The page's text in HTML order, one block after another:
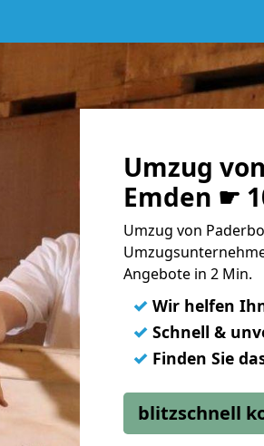
Umzug
Emden ☛
Umzug von
Angebote in 2 Min.
✓ Wir helfen
✓ Schnell &
✓ Finden Sie
blitzschnell